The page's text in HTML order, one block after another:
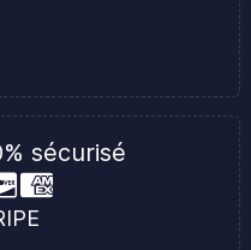
sécurisé